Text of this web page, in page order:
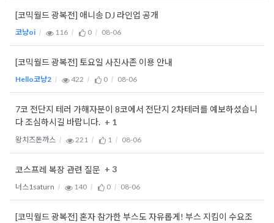
[코믹월드 광복전] 애니송 DJ 라인업 공개
코냥oi 116 0 08-06
[코믹월드 광복전] 토요일 사진사존 이용 안내
Hello코냥2 422 0 08-06
7코 전단지 테러 가해자분이 8코에서 전단지 2차테러를 예보하셨습니
다 조심하시길 바랍니다. + 1
왕치즈돈까스 221 1 08-06
코스프레 복장 관련 질문 + 3
너스1saturn 140 0 08-06
[코믹월드 광복전] 혼자 참가한 부스도 자유롭게! 부스 지킴이 수요조